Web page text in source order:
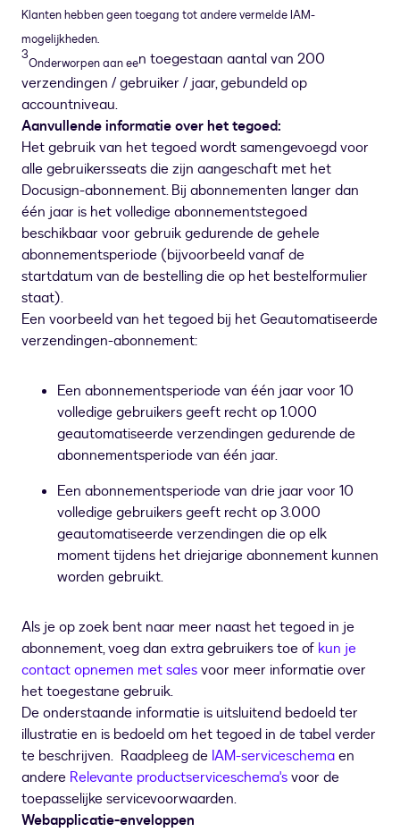
Klanten hebben geen toegang tot andere vermelde IAM-
mogelijkheden.
3
Onderworpen aan een toegestaan aantal van 200
verzendingen / gebruiker / jaar, gebundeld op
accountniveau.
Aanvullende informatie over het tegoed:
Het gebruik van het tegoed wordt samengevoegd voor
alle gebruikersseats die zijn aangeschaft met het
Docusign-abonnement. Bij abonnementen langer dan
één jaar is het volledige abonnementstegoed
beschikbaar voor gebruik gedurende de gehele
abonnementsperiode (bijvoorbeeld vanaf de
startdatum van de bestelling die op het bestelformulier
staat).
Een voorbeeld van het tegoed bij het Geautomatiseerde
verzendingen-abonnement:
Een abonnementsperiode van één jaar voor 10
volledige gebruikers geeft recht op 1.000
geautomatiseerde verzendingen gedurende de
abonnementsperiode van één jaar.
Een abonnementsperiode van drie jaar voor 10
volledige gebruikers geeft recht op 3.000
geautomatiseerde verzendingen die op elk
moment tijdens het driejarige abonnement kunnen
worden gebruikt.
Als je op zoek bent naar meer naast het tegoed in je
abonnement, voeg dan extra gebruikers toe of kun je
contact opnemen met salesvoor meer informatie over
het toegestane gebruik.
De onderstaande informatie is uitsluitend bedoeld ter
illustratie en is bedoeld om het tegoed in de tabel verder
te beschrijven. Raadpleeg de IAM-serviceschemaen
andere Relevante productserviceschema'svoor de
toepasselijke servicevoorwaarden.
Webapplicatie-enveloppen